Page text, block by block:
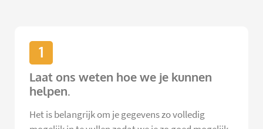
1
Laat ons weten hoe we je kunnen
helpen.
Het is belangrijk om je gegevens zo volledig